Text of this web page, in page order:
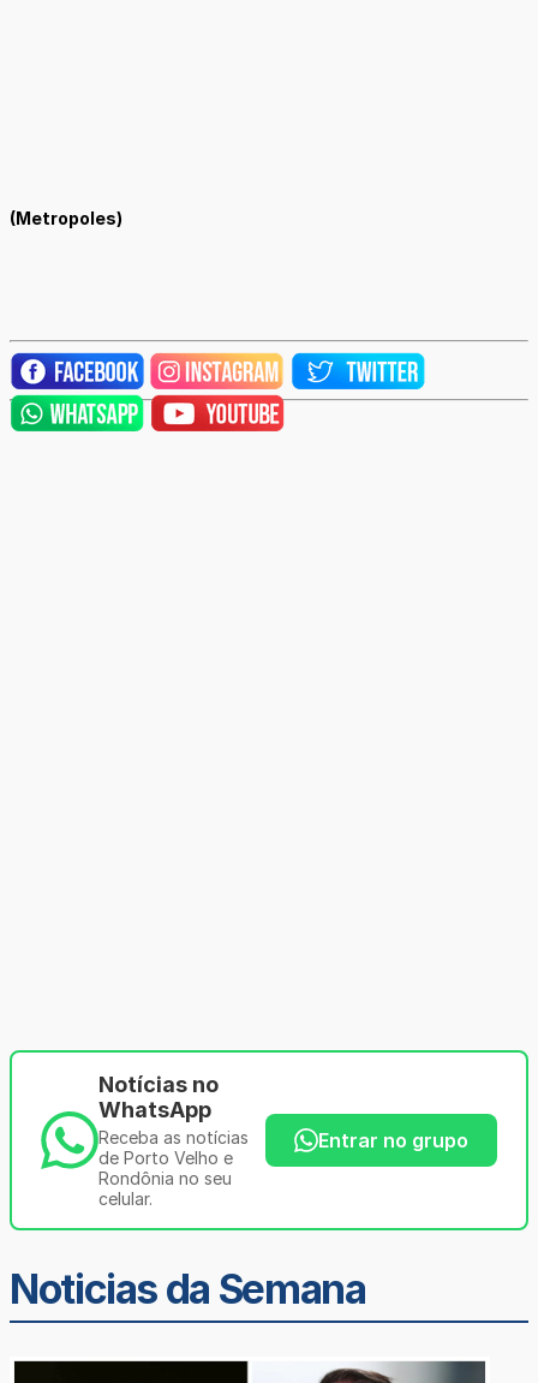
(Metropoles)
Notícias no
WhatsApp
Receba as notícias
de Porto Velho e
Rondônia no seu
celular.
Entrar no grupo
Noticias da Semana